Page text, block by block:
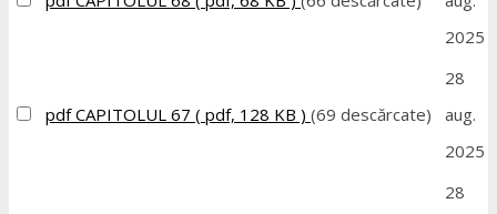
2025
pdf CAPITOLUL 67 ( pdf, 128 KB ) (69 descărcate)
28
aug.
2025
28